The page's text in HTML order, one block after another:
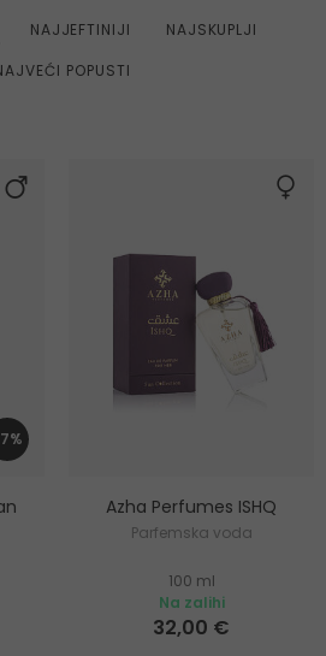
NAJJEFTINIJI
NAJSKUPLJI
POPUSTI
Azha Perfumes ISHQ
Parfemska voda
100 ml
Na zalihi
32,00 €